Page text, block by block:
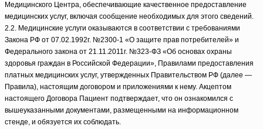
Медицинского Центра, обеспечивающие качественное предоставление
медицинских услуг, включая сообщение необходимых для этого сведений.
2.2. Медицинские услуги оказываются в соответствии с требованиями
Закона РФ от 07.02.1992г. №2300-1 «О защите прав потребителей» и
Федерального закона от 21.11.2011г. №323-ФЗ «Об основах охраны
здоровья граждан в Российской Федерации», Правилами предоставления
платных медицинских услуг, утвержденных Правительством РФ (далее —
Правила), настоящим договором и приложениями к нему. Акцептом
настоящего Договора Пациент подтверждает, что он ознакомился с
вышеуказанными документами, размещенными на информационном
стенде, и обязуется их соблюдать.